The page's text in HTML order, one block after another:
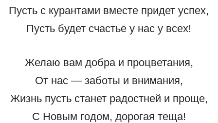
Пусть с курантами вместе придет успех,
Пусть будет счастье у нас у всех!
Желаю вам добра и процветания,
От нас — заботы и внимания,
Жизнь пусть станет радостней и проще,
С Новым годом, дорогая теща!